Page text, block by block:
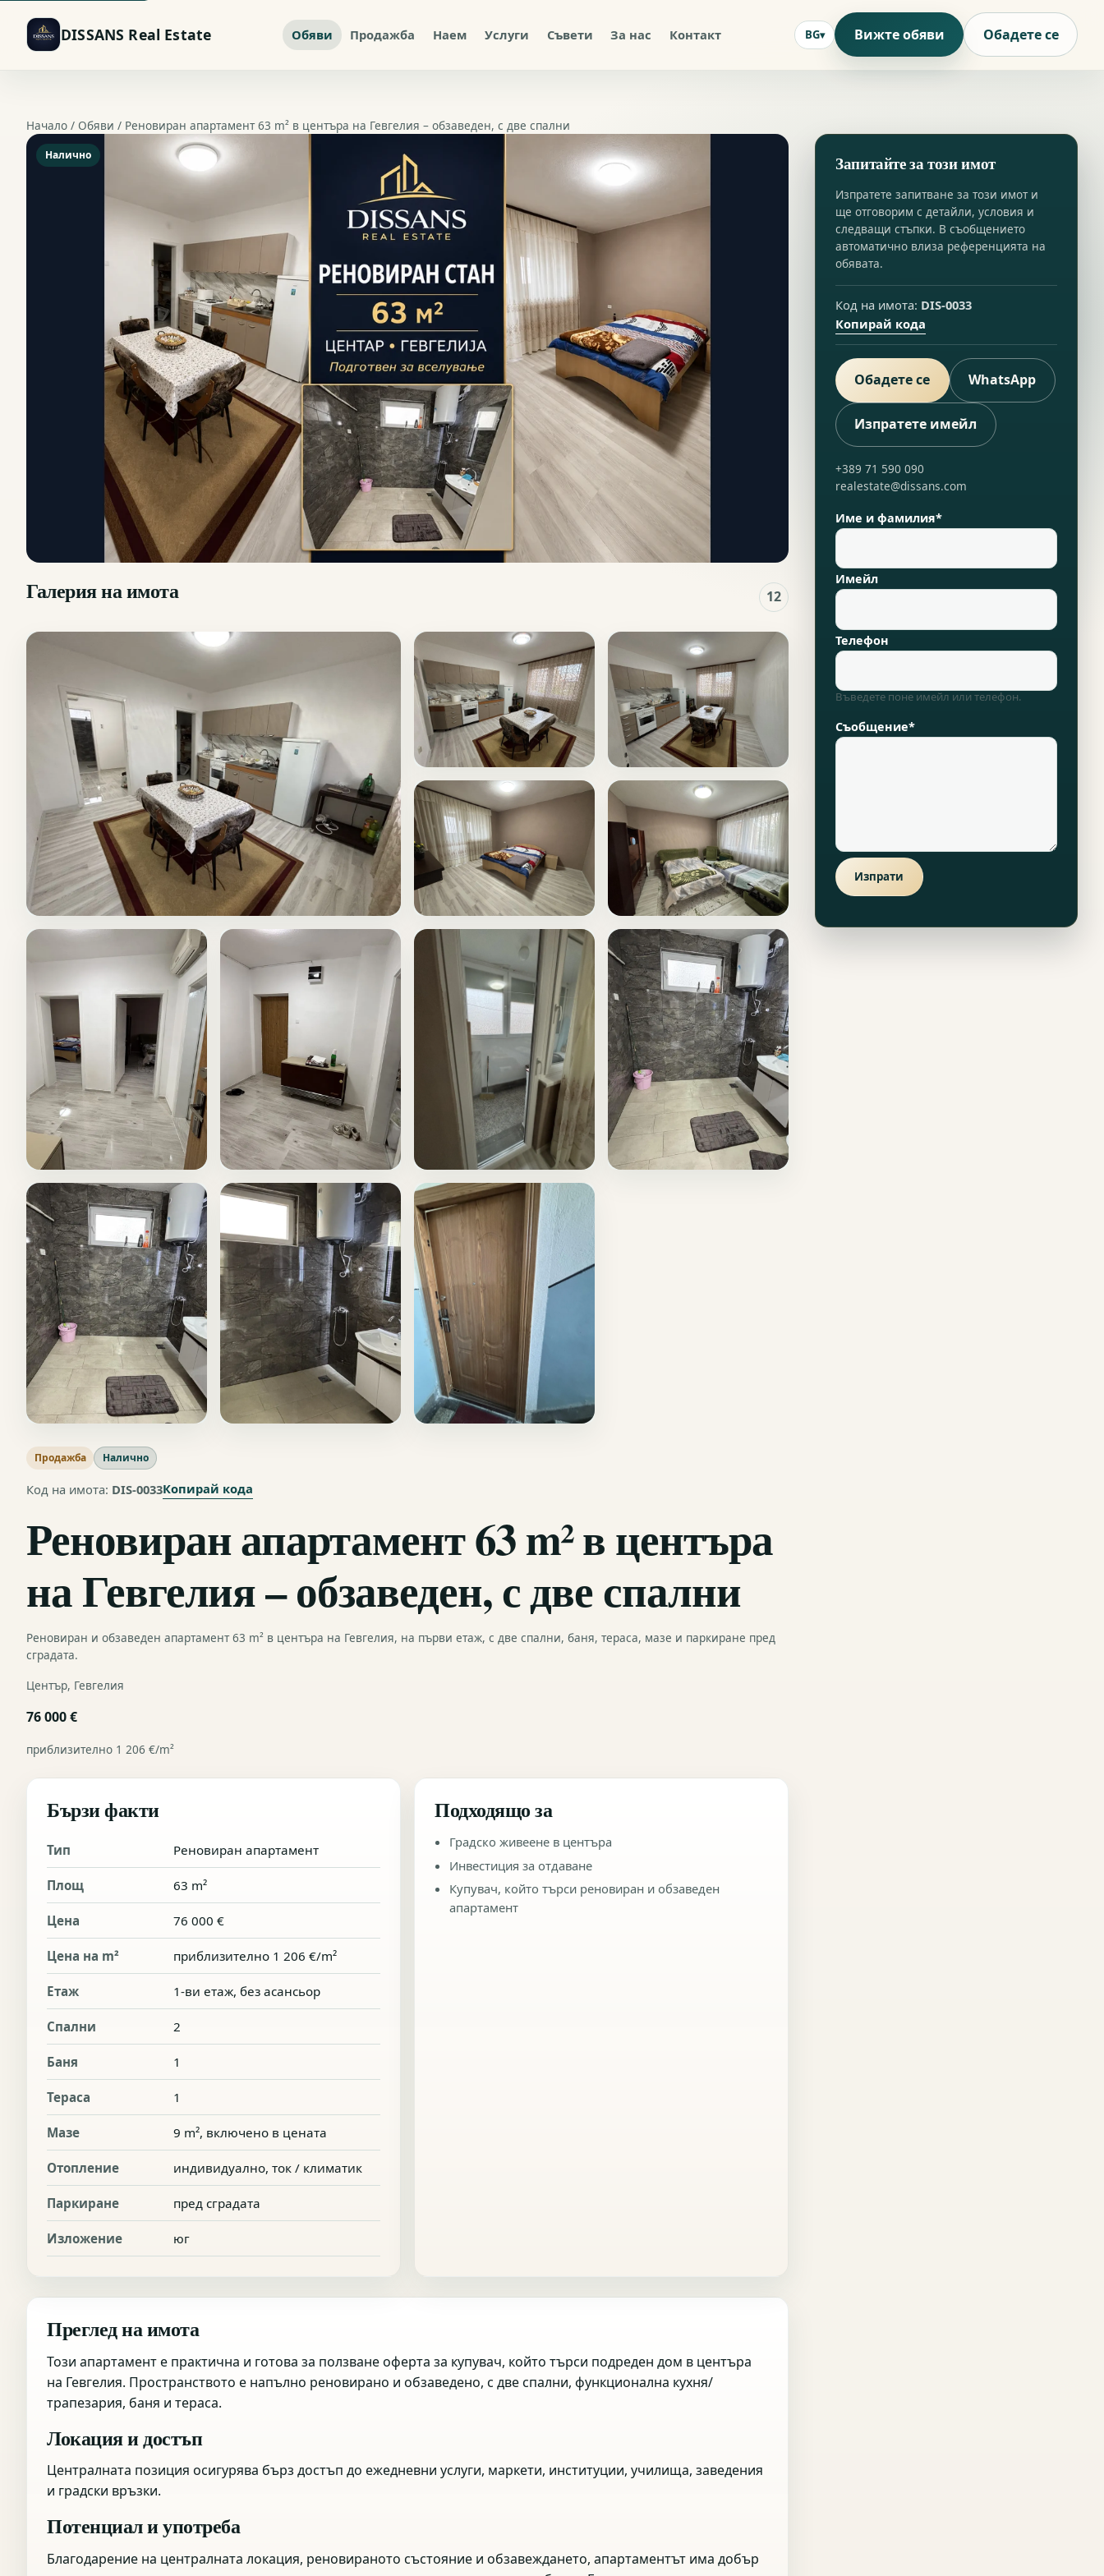
DISSANS Real Estate Обяви Продажба Наем Услуги Съвети За нас Контакт BG Вижте обяви Обадете се
Начало / Обяви / Реновиран апартамент 63 m² в центъра на Гевгелия – обзаведен, с две спални
Налично
Галерия на имота 12
Продажба Налично
Код на имота: DIS-0033Копирай кода
Реновиран апартамент 63 m² в центъра
на Гевгелия – обзаведен, с две спални
Реновиран и обзаведен апартамент 63 m² в центъра на Гевгелия, на първи етаж, с две спални, баня, тераса, мазе и паркиране пред
сградата.
Център, Гевгелия
76 000 €
приблизително 1 206 €/m²
Бързи факти
Тип Реновиран апартамент
Площ 63 m²
Цена 76 000 €
Цена на m² приблизително 1 206 €/m²
Етаж 1-ви етаж, без асансьор
Спални 2
Баня 1
Тераса 1
Мазе 9 m², включено в цената
Отопление индивидуално, ток / климатик
Паркиране пред сградата
Изложение юг
Подходящо за
Градско живеене в центъра
Инвестиция за отдаване
Купувач, който търси реновиран и обзаведен
апартамент
Преглед на имота
Този апартамент е практична и готова за ползване оферта за купувач, който търси подреден дом в центъра
на Гевгелия. Пространството е напълно реновирано и обзаведено, с две спални, функционална кухня/
трапезария, баня и тераса.
Локация и достъп
Централната позиция осигурява бърз достъп до ежедневни услуги, маркети, институции, училища, заведения
и градски връзки.
Потенциал и употреба
Благодарение на централната локация, реновираното състояние и обзавеждането, апартаментът има добър
Запитайте за този имот
Изпратете запитване за този имот и
ще отговорим с детайли, условия и
следващи стъпки. В съобщението
автоматично влиза референцията на
обявата.
Код на имота: DIS-0033
Копирай кода
Обадете се WhatsApp
Изпратете имейл
+389 71 590 090
realestate@dissans.com
Име и фамилия*
Имейл
Телефон
Въведете поне имейл или телефон.
Съобщение*
Изпрати